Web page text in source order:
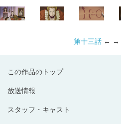
この作品のトップ
放送情報
スタッフ・キャスト
第十三話 ← →